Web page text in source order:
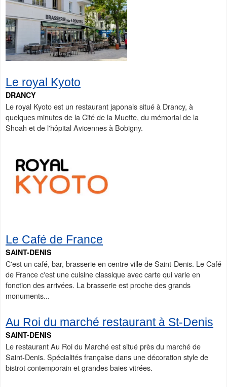
Le royal Kyoto
DRANCY
Le royal Kyoto est un restaurant japonais situé à Drancy, à
quelques minutes de la Cité de la Muette, du mémorial de la
Shoah et de l'hôpital Avicennes à Bobigny.
Le Café de France
SAINT-DENIS
C'est un café, bar, brasserie en centre ville de Saint-Denis. Le Café
de France c'est une cuisine classique avec carte qui varie en
fonction des arrivées. La brasserie est proche des grands
monuments...
Au Roi du marché restaurant à St-Denis
SAINT-DENIS
Le restaurant Au Roi du Marché est situé près du marché de
Saint-Denis. Spécialités française dans une décoration style de
bistrot contemporain et grandes baies vitrées.